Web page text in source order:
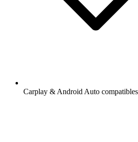
Carplay & Android Auto compatibles